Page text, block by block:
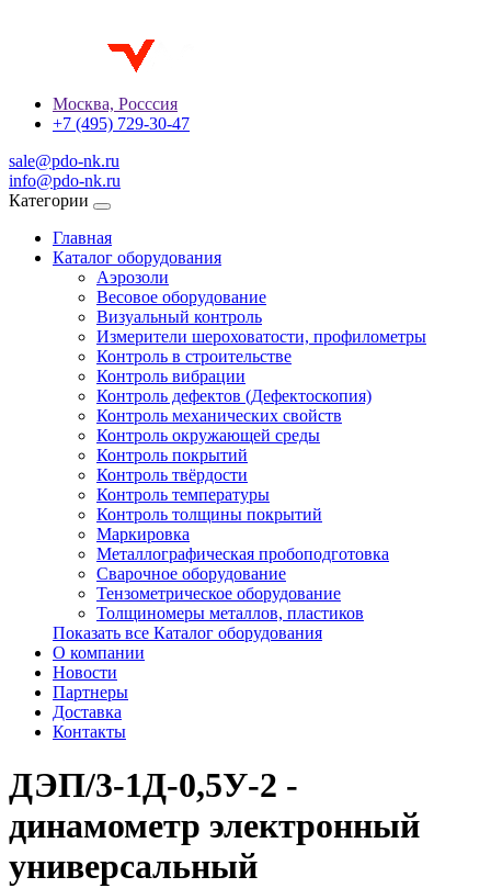
Москва, Росссия
+7 (495) 729-30-47
sale@pdo-nk.ru
info@pdo-nk.ru
Категории
Главная
Каталог оборудования
Аэрозоли
Весовое оборудование
Визуальный контроль
Измерители шероховатости, профилометры
Контроль в строительстве
Контроль вибрации
Контроль дефектов (Дефектоскопия)
Контроль механических свойств
Контроль окружающей среды
Контроль покрытий
Контроль твёрдости
Контроль температуры
Контроль толщины покрытий
Маркировка
Металлографическая пробоподготовка
Сварочное оборудование
Тензометрическое оборудование
Толщиномеры металлов, пластиков
Показать все Каталог оборудования
О компании
Новости
Партнеры
Доставка
Контакты
ДЭП/3-1Д-0,5У-2 -
динамометр электронный
универсальный